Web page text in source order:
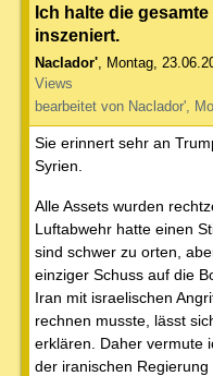
Ich halte die
inszeniert.
Naclador' Montag,
Views
bearbeitet von Naclador',
Sie erinnert sehr an
Syrien.
Alle Assets wurden
Luftabwehr hatte einen
sind schwer zu orten,
einziger Schuss auf die
Iran mit israelischen
rechnen musste, lässt
erklären. Daher vermute
der iranischen